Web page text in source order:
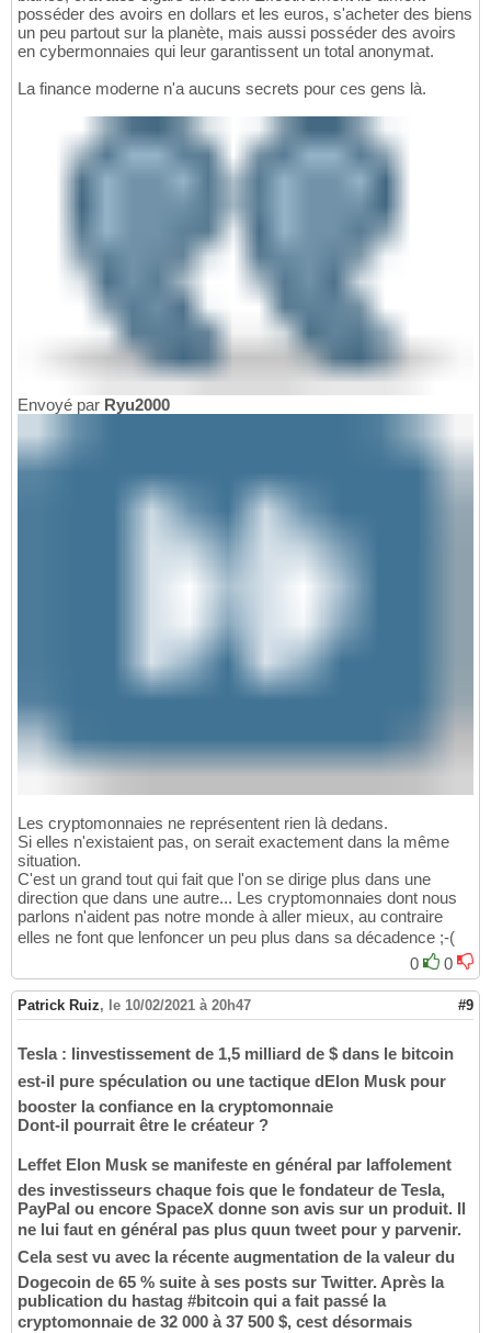
posséder des avoirs en dollars et les euros, s'acheter des biens
un peu partout sur la planète, mais aussi posséder des avoirs
en cybermonnaies qui leur garantissent un total anonymat.
La finance moderne n'a aucuns secrets pour ces gens là.
Envoyé par Ryu2000
Les cryptomonnaies ne représentent rien là dedans.
Si elles n'existaient pas, on serait exactement dans la même
situation.
C'est un grand tout qui fait que l'on se dirige plus dans une
direction que dans une autre... Les cryptomonnaies dont nous
parlons n'aident pas notre monde à aller mieux, au contraire
elles ne font que lenfoncer un peu plus dans sa décadence ;-(
0
0
Patrick Ruiz, le 10/02/2021 à 20h47 #9
Tesla : linvestissement de 1,5 milliard de $ dans le bitcoin
est-il pure spéculation ou une tactique dElon Musk pour
booster la confiance en la cryptomonnaie
Dont-il pourrait être le créateur ?
Leffet Elon Musk se manifeste en général par laffolement
des investisseurs chaque fois que le fondateur de Tesla,
PayPal ou encore SpaceX donne son avis sur un produit. Il
ne lui faut en général pas plus quun tweet pour y parvenir.
Cela sest vu avec la récente augmentation de la valeur du
Dogecoin de 65 % suite à ses posts sur Twitter. Après la
publication du hastag #bitcoin qui a fait passé la
cryptomonnaie de 32 000 à 37 500 $, cest désormais